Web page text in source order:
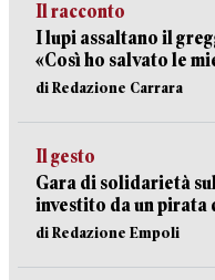
Il racconto
I lupi assaltano il
«Così ho salvato le
di Redazione Carrara
Il gesto
Gara di solidarietà
investito da un pirata
di Redazione Empoli